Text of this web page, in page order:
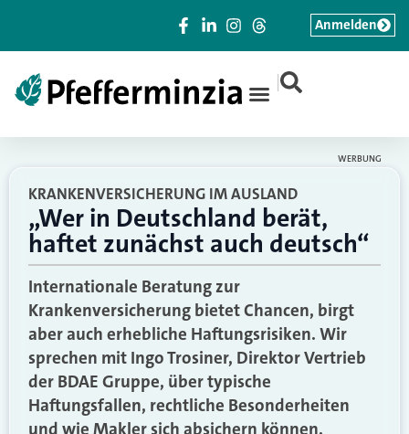
|
Anmelden
WERBUNG
KRANKENVERSICHERUNG IM AUSLAND
„Wer in Deutschland berät,
haftet zunächst auch deutsch“
Internationale Beratung zur
Krankenversicherung bietet Chancen, birgt
aber auch erhebliche Haftungsrisiken. Wir
sprechen mit Ingo Trosiner, Direktor Vertrieb
der BDAE Gruppe, über typische
Haftungsfallen, rechtliche Besonderheiten
und wie Makler sich absichern können.